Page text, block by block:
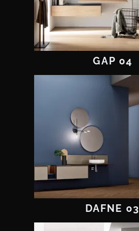
GAP 04
DAFNE 03